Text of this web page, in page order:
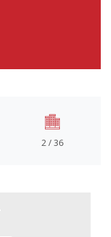
2 / 36